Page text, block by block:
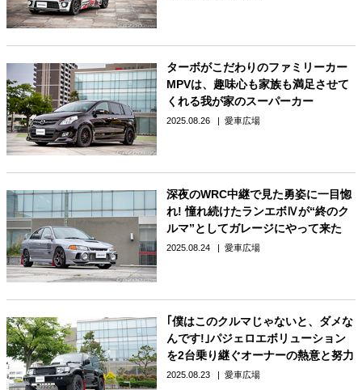
ターボがこだわりのファミリーカー
MPVは、趣味心も家族も満足させて
くれる我が家のスーパーカー
2025.08.26 愛車広場
深夜のWRC中継で見た勇姿に一目惚
れ! 憧れ続けたランエボⅣが“終のク
ルマ”としてガレージにやって来た
2025.08.24 愛車広場
｢僕はこのクルマじゃないと、ダメな
んです!｣パジェロエボリューション
を2台乗り継ぐオーナーの熱意と努力
2025.08.23 愛車広場